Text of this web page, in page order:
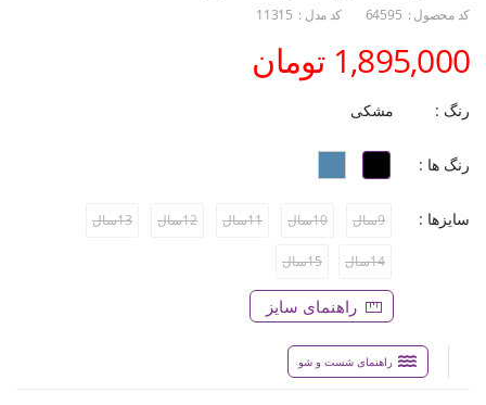
کد محصول : 64595 کد مدل : 11315
1,895,000 تومان
رنگ : مشکی
رنگ ها :
سایزها : 9سال 10سال 11سال 12سال 13سال
14سال 15سال
راهنمای سایز
راهنمای شست و شو